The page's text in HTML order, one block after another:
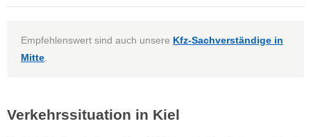
Empfehlenswert sind auch unsere Kfz-Sachverständige in
Mitte.
Verkehrssituation in Kiel